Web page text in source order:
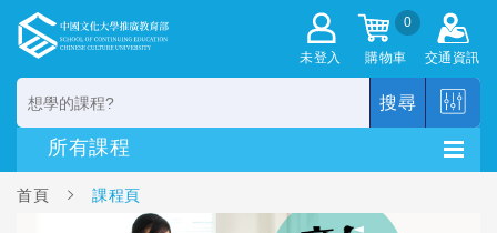
未登入
0
購物車 交通資訊
搜尋
首頁 課程頁